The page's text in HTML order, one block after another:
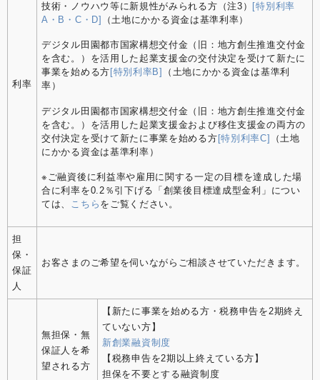
利率
技術・ノウハウ等に新規性がみられる方（注3）
[特別利率
A・B・C・D]
（土地にかかる資金は基準利率）
デジタル田園都市国家構想交付金（旧：地方創生推進交付金
を含む。）を活用した起業支援金の交付決定を受けて新たに
事業を始める方 [特別利率B]
（土地にかかる資金は基準利
率）
デジタル田園都市国家構想交付金（旧：地方創生推進交付金
を含む。）を活用した起業支援金および移住支援金の両方の
交付決定を受けて新たに事業を始める方[特別利率C]
（土地
にかかる資金は基準利率）
※ご融資後に利益率や雇用に関する一定の目標を達成した場
合に利率を0.2％引下げる「創業後目標達成型金利」につい
ては、
こちら をご覧ください。
担
保・
保証
人
お客さまのご希望を伺いながらご相談させていただきます。
無担保・無
保証人を希
望される方
【新たに事業を始める方・税務申告を2期終え
ていない方】
新創業融資制度
【税務申告を2期以上終えている方】
担保を不要とする融資制度